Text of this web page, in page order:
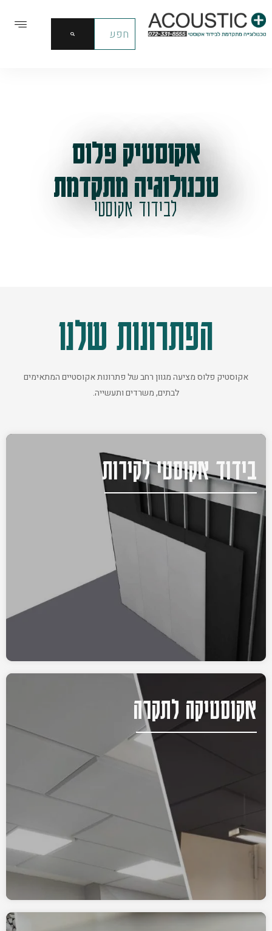
אקוסטיק פלוס
טכנולוגיה מתקדמת
לבידוד אקוסטי
הפתרונות שלנו
אקוסטיק פלוס מציעה מגוון רחב של פתרונות אקוסטיים המתאימים
לבתים, משרדים ותעשייה.
בידוד אקוסטי לקירות
אקוסטיקה לתקרה